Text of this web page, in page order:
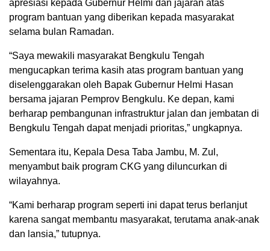
apresiasi kepada Gubernur Helmi dan jajaran atas
program bantuan yang diberikan kepada masyarakat
selama bulan Ramadan.
“Saya mewakili masyarakat Bengkulu Tengah
mengucapkan terima kasih atas program bantuan yang
diselenggarakan oleh Bapak Gubernur Helmi Hasan
bersama jajaran Pemprov Bengkulu. Ke depan, kami
berharap pembangunan infrastruktur jalan dan jembatan di
Bengkulu Tengah dapat menjadi prioritas,” ungkapnya.
Sementara itu, Kepala Desa Taba Jambu, M. Zul,
menyambut baik program CKG yang diluncurkan di
wilayahnya.
“Kami berharap program seperti ini dapat terus berlanjut
karena sangat membantu masyarakat, terutama anak-anak
dan lansia,” tutupnya.